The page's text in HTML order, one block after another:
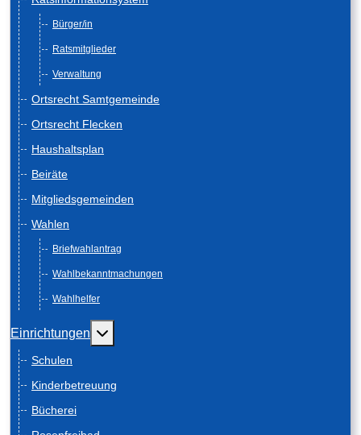
Bürger/in
Ratsmitglieder
Verwaltung
Ortsrecht Samtgemeinde
Ortsrecht Flecken
Haushaltsplan
Beiräte
Mitgliedsgemeinden
Wahlen
Briefwahlantrag
Wahlbekanntmachungen
Wahlhelfer
Einrichtungen Weitere Informationen: Einrichtungen
Schulen
Kinderbetreuung
Bücherei